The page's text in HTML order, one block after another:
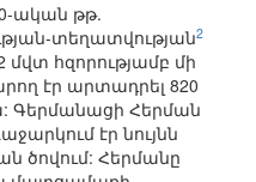
ական թթ.
տեղատվության2
հզորությամբ մի
էր արտադրել 820
Գերմանացի Հերման
էր նույնն
ծովում: Հերմանը